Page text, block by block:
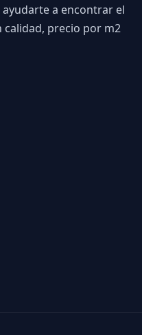
a encontrar el
precio por m2